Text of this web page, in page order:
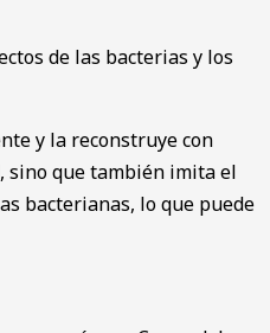
de las bacterias y los
y la reconstruye con
sino que también imita el
bacterianas, lo que puede